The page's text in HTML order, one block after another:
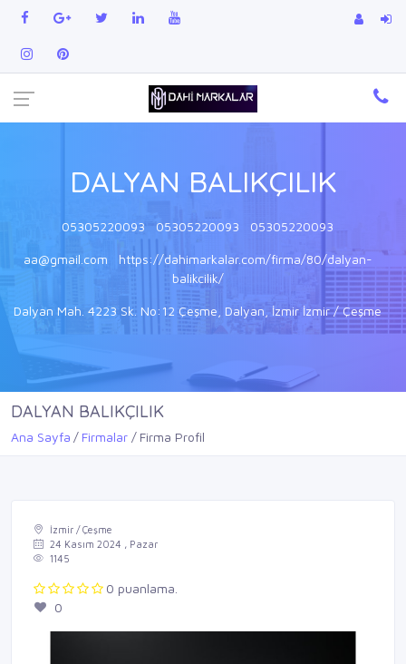
DALYAN BALIKÇILIK
05305220093 05305220093 05305220093
aa@gmail.com
https://dahimarkalar.com/firma/80/dalyan-
balikcilik/
Dalyan Mah. 4223 Sk. No:12 Çeşme, Dalyan, İzmir İzmir / Çeşme
DALYAN BALIKÇILIK
Ana Sayfa Firmalar Firma Profil
İzmir / Çeşme
24 Kasım 2024 , Pazar
1145
0 puanlama.
0